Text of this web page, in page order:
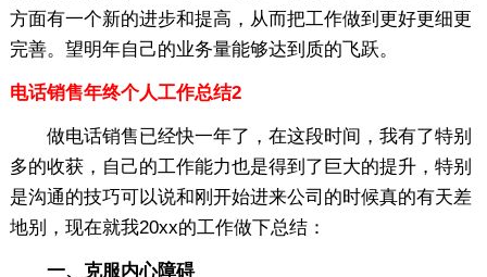
方面有一个新的进步和提高，从而把工作做到更好更细更
完善。望明年自己的业务量能够达到质的飞跃。
电话销售年终个人工作总结2
做电话销售已经快一年了，在这段时间，我有了特别
多的收获，自己的工作能力也是得到了巨大的提升，特别
是沟通的技巧可以说和刚开始进来公司的时候真的有天差
地别，现在就我20xx的工作做下总结：
一、克服内心障碍